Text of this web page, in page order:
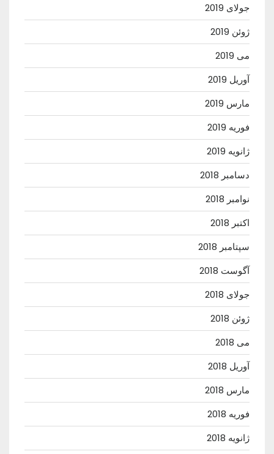
جولای 2019
ژوئن 2019
می 2019
آوریل 2019
مارس 2019
فوریه 2019
ژانویه 2019
دسامبر 2018
نوامبر 2018
اکتبر 2018
سپتامبر 2018
آگوست 2018
جولای 2018
ژوئن 2018
می 2018
آوریل 2018
مارس 2018
فوریه 2018
ژانویه 2018